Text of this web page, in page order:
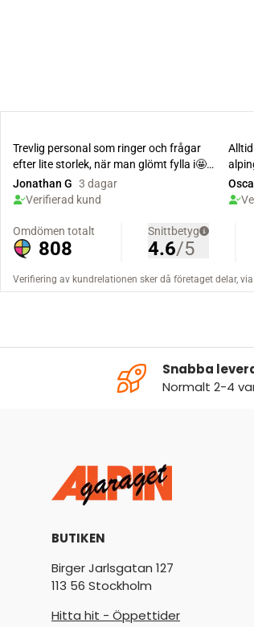
Snabba
Normalt 2-4
BUTIKEN
Birger Jarlsgatan 127
113 56 Stockholm
Hitta hit - Öppettider